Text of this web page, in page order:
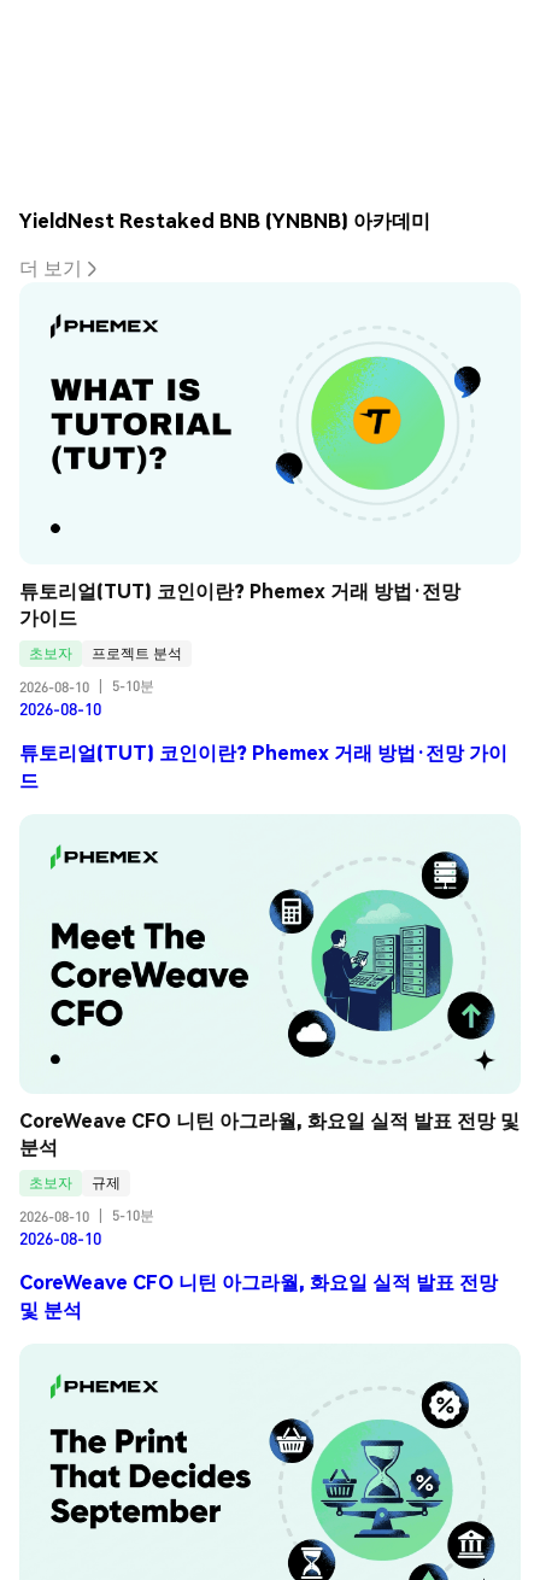
YieldNest Restaked BNB (YNBNB) 아카데미
더 보기
튜토리얼(TUT) 코인이란? Phemex 거래 방법·전망
가이드
초보자
프로젝트 분석
2026-08-10
5-10분
2026-08-10
튜토리얼(TUT) 코인이란? Phemex 거래 방법·전망 가이
드
CoreWeave CFO 니틴 아그라월, 화요일 실적 발표 전망 및
분석
초보자
규제
2026-08-10
5-10분
2026-08-10
CoreWeave CFO 니틴 아그라월, 화요일 실적 발표 전망
및 분석